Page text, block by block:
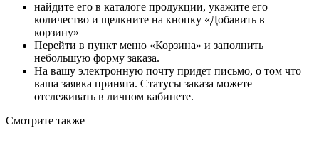
найдите его в каталоге продукции, укажите его
количество и щелкните на кнопку «Добавить в
корзину»
Перейти в пункт меню «Корзина» и заполнить
небольшую форму заказа.
На вашу электронную почту придет письмо, о том что
ваша заявка принята. Статусы заказа можете
отслеживать в личном кабинете.
Смотрите также